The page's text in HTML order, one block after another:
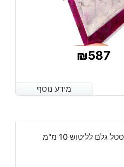
₪587
מידע נוסף
מידע נוסף
גלם לליטוש 10 מ"מ